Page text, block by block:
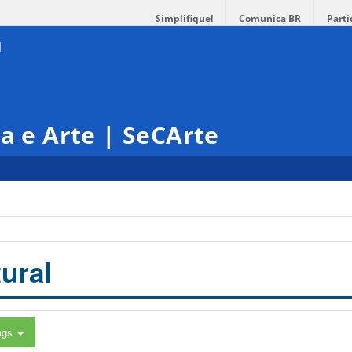
Simplifique! Comunica BR
e Arte | SeCArte